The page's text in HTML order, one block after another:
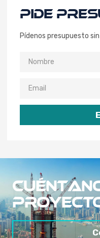
PIDE
Pídenos presupuesto